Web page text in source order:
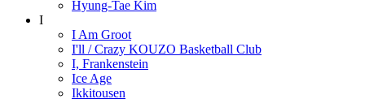
Hyung-Tae Kim
I
I Am Groot
I'll / Crazy KOUZO Basketball Club
I, Frankenstein
Ice Age
Ikkitousen